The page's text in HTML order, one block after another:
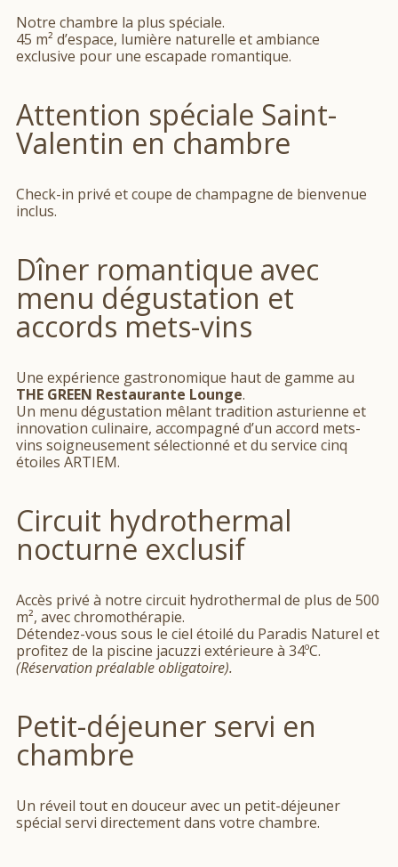
Notre chambre la plus spéciale.
45 m² d’espace, lumière naturelle et ambiance
exclusive pour une escapade romantique.
Attention spéciale Saint-
Valentin en chambre
Check-in privé et coupe de champagne de bienvenue
inclus.
Dîner romantique avec
menu dégustation et
accords mets-vins
Une expérience gastronomique haut de gamme au
THE GREEN Restaurante Lounge.
Un menu dégustation mêlant tradition asturienne et
innovation culinaire, accompagné d’un accord mets-
vins soigneusement sélectionné et du service cinq
étoiles ARTIEM.
Circuit hydrothermal
nocturne exclusif
Accès privé à notre circuit hydrothermal de plus de 500
m², avec chromothérapie.
Détendez-vous sous le ciel étoilé du Paradis Naturel et
profitez de la piscine jacuzzi extérieure à 34ºC.
(Réservation préalable obligatoire).
Petit-déjeuner servi en
chambre
Un réveil tout en douceur avec un petit-déjeuner
spécial servi directement dans votre chambre.